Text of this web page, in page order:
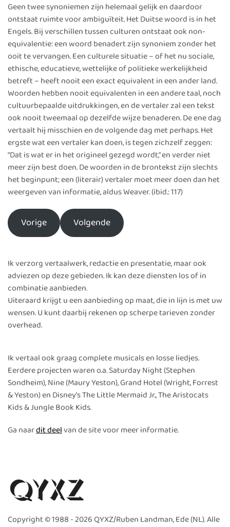
Geen twee synoniemen zijn helemaal gelijk en daardoor
ontstaat ruimte voor ambiguïteit. Het Duitse woord is in het
Engels. Bij verschillen tussen culturen ontstaat ook non-
equivalentie: een woord benadert zijn synoniem zonder het
ooit te vervangen. Een culturele situatie – of het nu sociale,
ethische, educatieve, wettelijke of politieke werkelijkheid
betreft – heeft nooit een exact equivalent in een ander land.
Woorden hebben nooit equivalenten in een andere taal, noch
cultuurbepaalde uitdrukkingen, en de vertaler zal een tekst
ook nooit tweemaal op dezelfde wijze benaderen. De ene dag
vertaalt hij misschien en de volgende dag met perhaps. Het
ergste wat een vertaler kan doen, is tegen zichzelf zeggen:
“Dat is wat er in het origineel gezegd wordt,” en verder niet
meer zijn best doen. De woorden in de brontekst zijn slechts
het beginpunt; een (literair) vertaler moet meer doen dan het
weergeven van informatie, aldus Weaver. (ibid.: 117)
Vorige Volgende
Ik verzorg vertaalwerk, redactie en presentatie, maar ook
adviezen op deze gebieden. Ik kan deze diensten los of in
combinatie aanbieden.
Uiteraard krijgt u een aanbieding op maat, die in lijn is met uw
wensen. U kunt daarbij rekenen op scherpe tarieven zonder
overhead.
Ik vertaal ook graag complete musicals en losse liedjes.
Eerdere projecten waren o.a. Saturday Night (Stephen
Sondheim), Nine (Maury Yeston), Grand Hotel (Wright, Forrest
& Yeston) en Disney's The Little Mermaid Jr., The Aristocats
Kids & Jungle Book Kids.
Ga naardit deelvan de site voor meer informatie.
Copyright © 1988 -2026 QYXZ/Ruben Landman, Ede (NL). Alle